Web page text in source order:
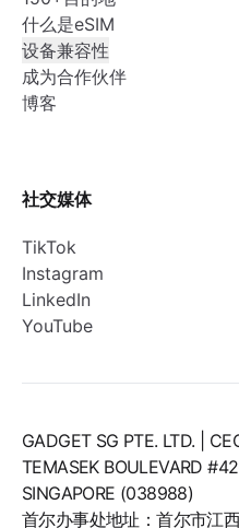
什么是eSIM
设备兼容性
成为合作伙伴
博客
社交媒体
TikTok
Instagram
LinkedIn
YouTube
GADGET SG PTE. LTD. |
TEMASEK BOULEVARD
SINGAPORE (038988)
首尔办事处地址：首尔市江